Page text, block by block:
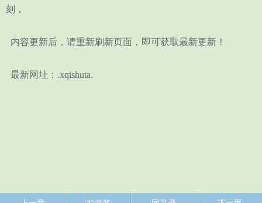
刻，
内容更新后，请重新刷新页面，即可获取最新更新！
最新网址：.xqishuta.